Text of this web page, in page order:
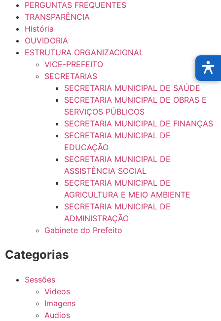
PERGUNTAS FREQUENTES
TRANSPARÊNCIA
História
OUVIDORIA
ESTRUTURA ORGANIZACIONAL
VICE-PREFEITO
SECRETARIAS
SECRETARIA MUNICIPAL DE SAÚDE
SECRETARIA MUNICIPAL DE OBRAS E
SERVIÇOS PÚBLICOS
SECRETARIA MUNICIPAL DE FINANÇAS
SECRETARIA MUNICIPAL DE
EDUCAÇÃO
SECRETARIA MUNICIPAL DE
ASSISTÊNCIA SOCIAL
SECRETARIA MUNICIPAL DE
AGRICULTURA E MEIO AMBIENTE
SECRETARIA MUNICIPAL DE
ADMINISTRAÇÃO
Gabinete do Prefeito
Categorias
Sessões
Videos
Imagens
Audios